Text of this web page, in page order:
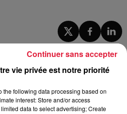
vie privée est notre priorité
the following data processing based on
interest: Store and/or access
data to select advertising; Create
Continuer sans accepter